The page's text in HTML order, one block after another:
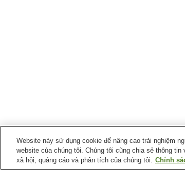
Điểm ưa thích tại Thị trấn Ama
Website này sử dụng cookie để nâng cao trải nghiệm
website của chúng tôi. Chúng tôi cũng chia sẻ thông
xã hội, quảng cáo và phân tích của chúng tôi. Chính